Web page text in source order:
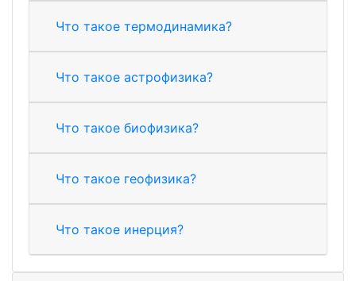
Что такое термодинамика?
Что такое астрофизика?
Что такое биофизика?
Что такое геофизика?
Что такое инерция?